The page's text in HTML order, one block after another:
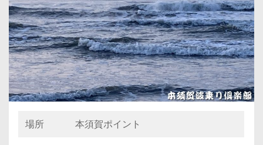
場所
本須賀ポイント